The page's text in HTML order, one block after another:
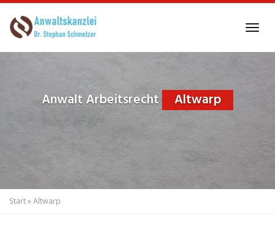
to
Anwalt Arbeitsrecht Altwarp
Start»Altwarp